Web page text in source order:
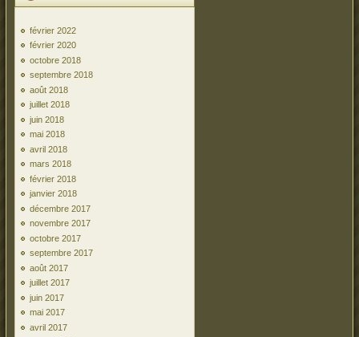
février 2022
février 2020
octobre 2018
septembre 2018
août 2018
juillet 2018
juin 2018
mai 2018
avril 2018
mars 2018
février 2018
janvier 2018
décembre 2017
novembre 2017
octobre 2017
septembre 2017
août 2017
juillet 2017
juin 2017
mai 2017
avril 2017